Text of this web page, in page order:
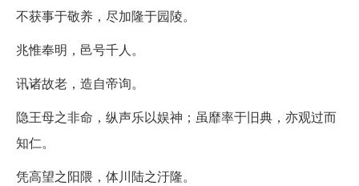
不获事于敬养，尽加隆于园陵。
兆惟奉明，邑号千人。
讯诸故老，造自帝询。
隐王母之非命，纵声乐以娱神；虽靡率于旧典，亦观过而
知仁。
凭高望之阳隈，体川陆之汙隆。